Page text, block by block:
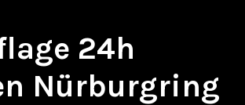
24h
Nürburgring